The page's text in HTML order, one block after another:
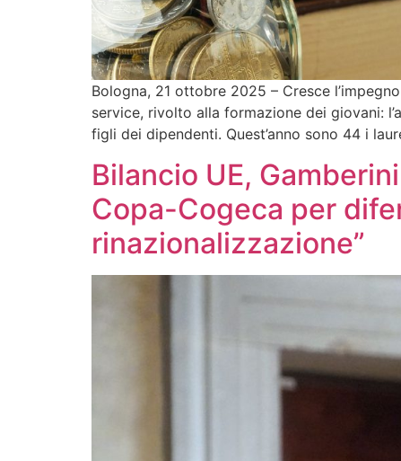
Bologna, 21 ottobre 2025 – Cresce
service, rivolto alla formazione dei giovani:
figli dei dipendenti. Quest’anno sono 44 i
Bilancio UE,
Copa-Cogeca per
rinazionalizzazione”